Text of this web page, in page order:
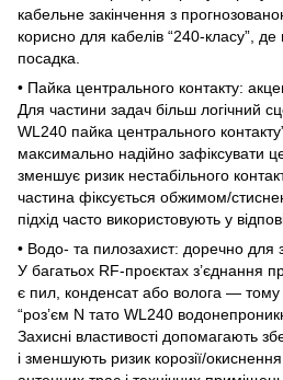
кабельне закінчення з
корисно для кабелів “240-класу”,
посадка.
• Пайка центрального контакту:
Для частини задач більш логічний
WL240 пайка центрального
максимально надійно зафіксувати
зменшує ризик нестабільного
частина фіксується обжимом/
підхід часто використовують у
• Водо- та пилозахист: доречно для
У багатьох RF-проєктах з’єднання
є пил, конденсат або волога —
“роз’єм N тато WL240
Захисні властивості допомагають
і зменшують ризик корозії/